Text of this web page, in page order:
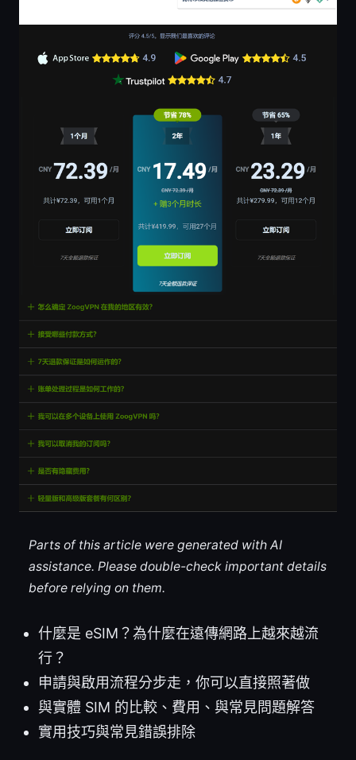
Parts of this article were generated with AI
assistance. Please double-check important details
before relying on them.
什麼是 eSIM？為什麼在遠傳網路上越來越流
行？
申請與啟用流程分步走，你可以直接照著做
與實體 SIM 的比較、費用、與常見問題解答
實用技巧與常見錯誤排除